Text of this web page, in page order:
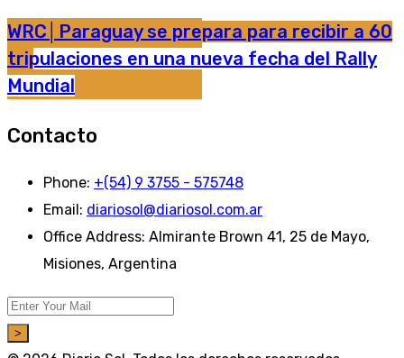
WRC│Paraguay se prepara para recibir a 60
tripulaciones en una nueva fecha del Rally
Mundial
Contacto
Phone: +(54) 9 3755 - 575748
Email: diariosol@diariosol.com.ar
Office Address: Almirante Brown 41, 25 de Mayo,
Misiones, Argentina
>